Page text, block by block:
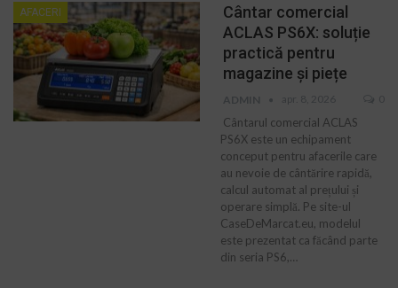
AFACERI
Cântar comercial
ACLAS PS6X: soluție
practică pentru
magazine și piețe
ADMIN apr. 8, 2026 0
Cântarul comercial ACLAS
PS6X este un echipament
conceput pentru afacerile care
au nevoie de cântărire rapidă,
calcul automat al prețului și
operare simplă. Pe site-ul
CaseDeMarcat.eu, modelul
este prezentat ca făcând parte
din seria PS6,…